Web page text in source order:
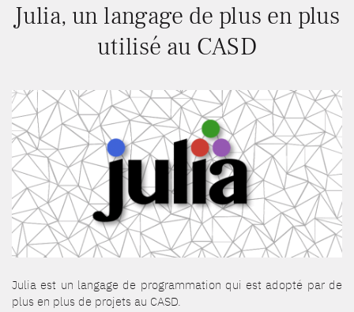
Julia, un langage de plus en plus
utilisé au CASD
Julia est un langage de programmation qui est adopté par de
plus en plus de projets au CASD.